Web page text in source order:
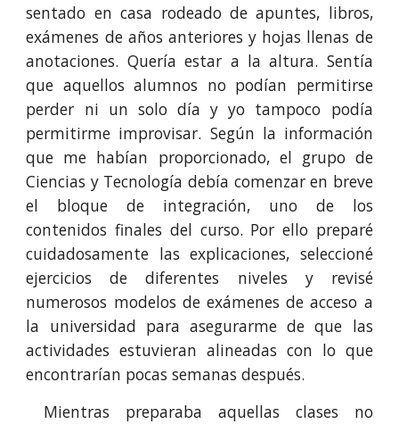
sentado en casa rodeado de apuntes, libros,
exámenes de años anteriores y hojas llenas de
anotaciones. Quería estar a la altura. Sentía
que aquellos alumnos no podían permitirse
perder ni un solo día y yo tampoco podía
permitirme improvisar. Según la información
que me habían proporcionado, el grupo de
Ciencias y Tecnología debía comenzar en breve
el bloque de integración, uno de los
contenidos finales del curso. Por ello preparé
cuidadosamente las explicaciones, seleccioné
ejercicios de diferentes niveles y revisé
numerosos modelos de exámenes de acceso a
la universidad para asegurarme de que las
actividades estuvieran alineadas con lo que
encontrarían pocas semanas después.
Mientras preparaba aquellas clases no